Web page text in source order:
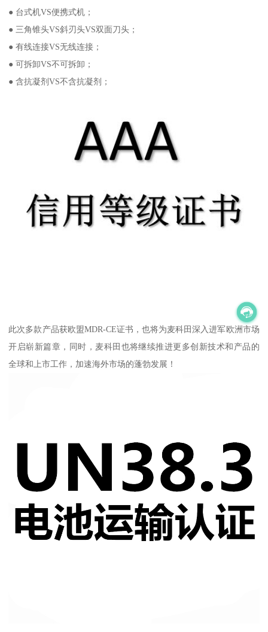
● 台式机VS便携式机；
● 三角锥头VS斜刃头VS双面刀头；
● 有线连接VS无线连接；
● 可拆卸VS不可拆卸；
● 含抗凝剂VS不含抗凝剂；
此次多款产品获欧盟MDR-CE证书，也将为麦科田深入进军欧洲市场
开启崭新篇章，同时，麦科田也将继续推进更多创新技术和产品的
全球和上市工作，加速海外市场的蓬勃发展！